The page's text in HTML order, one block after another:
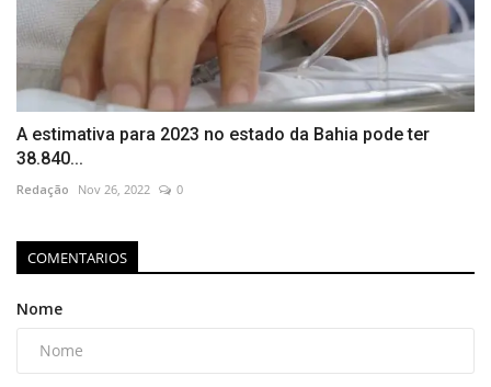
A estimativa para 2023 no estado da Bahia pode ter
38.840...
Redação Nov 26, 2022 0
COMENTARIOS
Nome